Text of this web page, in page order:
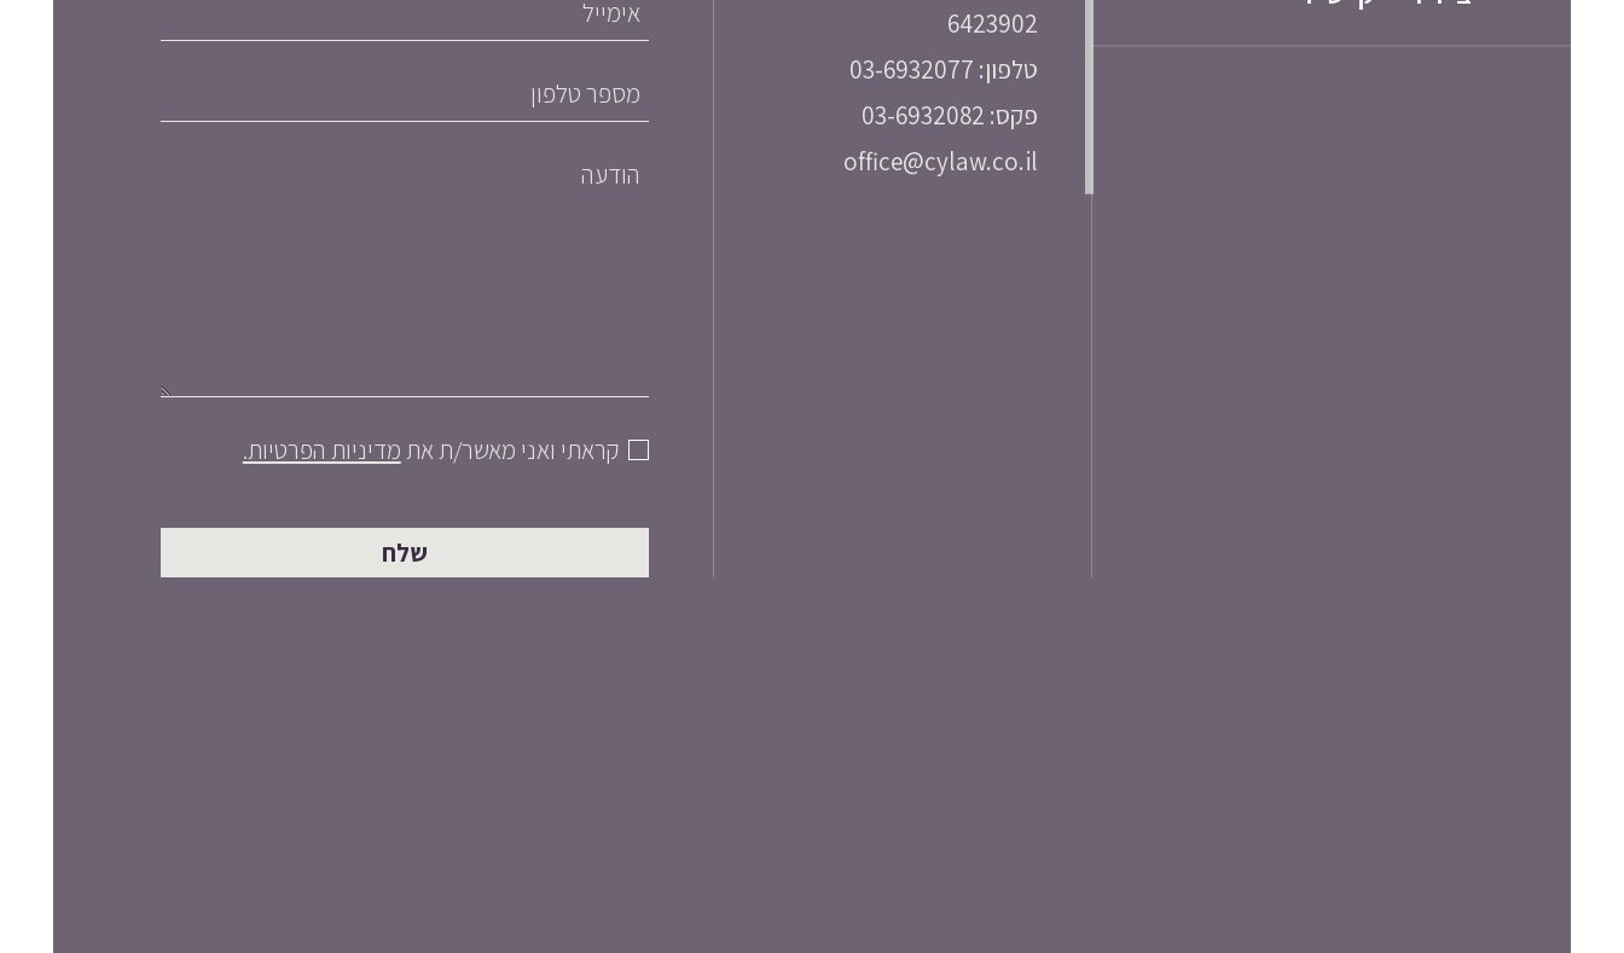
6423902
טלפון: 03-6932077
פקס: 03-6932082
office@cylaw.co.il
קראתי ואני מאשר/ת אתמדיניות הפרטיות.
שלח